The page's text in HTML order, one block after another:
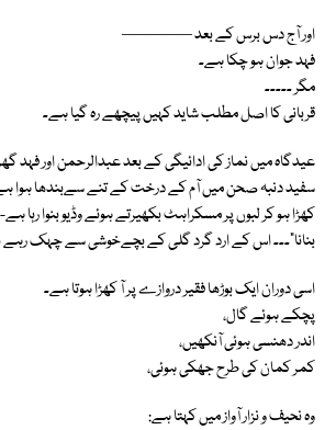
اور آج دس برس کے بعد ————
فہد جوان ہو چکا ہے۔
مگر ۔۔۔۔۔
قربانی کا اصل مطلب شاید کہیں پیچھے رہ گیا ہے۔
عیدگاہ میں نماز کی ادائیگی کے بعد عبدالرحمن اور فہد
سفید دنبہ صحن میں آم کے درخت کے تنے سےبندھا ہوا
کھڑا ہو کر لبوں پر مسکراہٹ بکھیرتے ہوئے وڈیو بنوا رہا
بنانا”۔۔۔ اس کے ارد گرد گلی کے بچےخوشی سے چہک رہے
اسی دوران ایک بوڑھا فقیر دروازے پر آ کھڑا ہوتا ہے۔
پچکے ہوئے گال،
اندر دھنسی ہوئی آنکھیں،
کمر کمان کی طرح جھکی ہوئی،
وہ نحیف و نزار آواز میں کہتا ہے: